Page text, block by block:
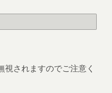
されますのでご注意く